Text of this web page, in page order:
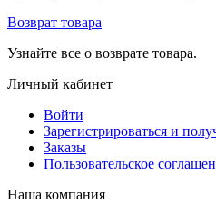
Возврат товара
Узнайте все о возврате товара.
Личный кабинет
Войти
Зарегистрироваться и
Заказы
Пользовательское
Наша компания